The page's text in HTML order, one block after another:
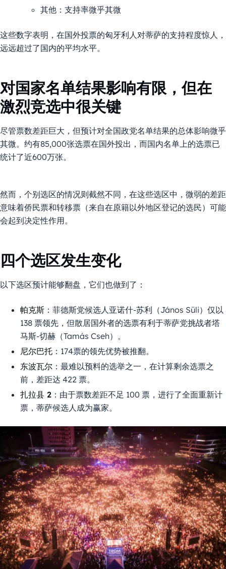
其他：支持率微乎其微
这些数字表明，在国外投票的匈牙利人对蒂萨的支持程度惊人，
远远超过了国内的平均水平。
对国家名单结果影响有限，但在
激烈竞选中很关键
尽管票数差距巨大，但预计对全国政党名单结果的总体影响微乎
其微。约有85,000张选票在国外投出，而国内名单上的选票已
统计了近600万张。
然而，个别选区的情况则截然不同，在这些选区中，微弱的差距
意味着侨民票和转移票（来自在原籍以外地区登记的选民）可能
会起到决定性作用。
四个选区发生变化
以下选区预计能够翻盘，它们也做到了：
帕克斯 ：菲德斯党候选人亚诺什-苏利（János Süli）仅以
138 票领先，但散居国外者的选票有利于蒂萨党挑战者塔
马斯-切赫（Tamás Cseh）。
尼尔巴托 ：174票的领先优势被推翻。
东波瓦尔 ：最难以预料的选举之一，在计算剩余选票之
前，差距达 422 票。
扎拉县 2 ：由于票数差距不足 100 票，进行了全面重新计
票，蒂萨候选人成为赢家。